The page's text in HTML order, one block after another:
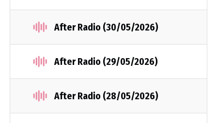
After Radio (30/05/2026)
After Radio (29/05/2026)
After Radio (28/05/2026)